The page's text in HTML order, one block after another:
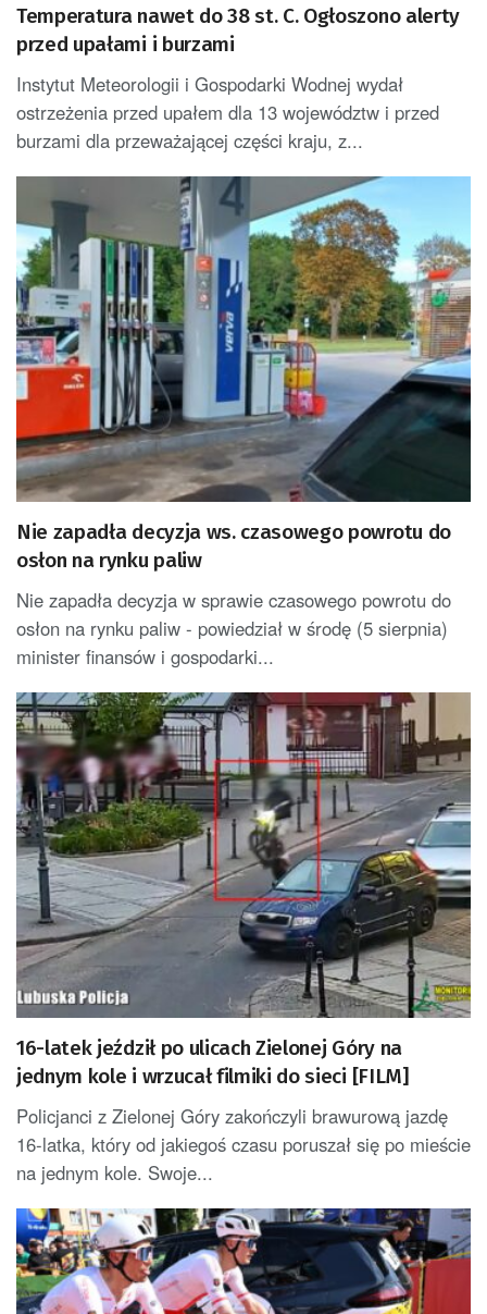
Temperatura nawet do 38 st. C. Ogłoszono alerty
przed upałami i burzami
Instytut Meteorologii i Gospodarki Wodnej wydał
ostrzeżenia przed upałem dla 13 województw i przed
burzami dla przeważającej części kraju, z...
Nie zapadła decyzja ws. czasowego powrotu do
osłon na rynku paliw
Nie zapadła decyzja w sprawie czasowego powrotu do
osłon na rynku paliw - powiedział w środę (5 sierpnia)
minister finansów i gospodarki...
16-latek jeździł po ulicach Zielonej Góry na
jednym kole i wrzucał filmiki do sieci [FILM]
Policjanci z Zielonej Góry zakończyli brawurową jazdę
16-latka, który od jakiegoś czasu poruszał się po mieście
na jednym kole. Swoje...